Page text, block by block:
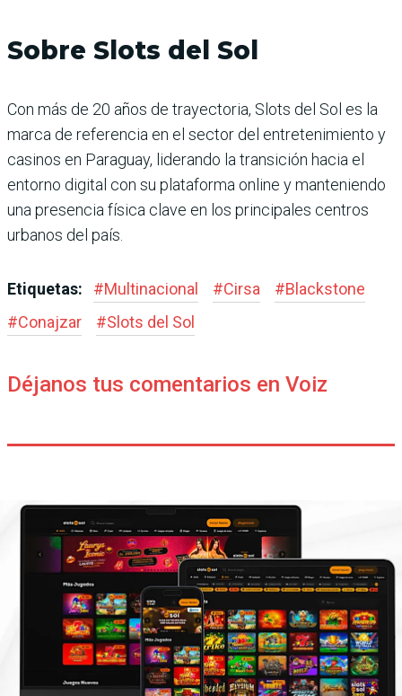
Sobre Slots del Sol
Con más de 20 años de trayectoria, Slots del Sol es la
marca de referencia en el sector del entretenimiento y
casinos en Paraguay, liderando la transición hacia el
entorno digital con su plataforma online y manteniendo
una presencia física clave en los principales centros
urbanos del país.
Etiquetas: #Multinacional #Cirsa #Blackstone
#Conajzar #Slots del Sol
Déjanos tus comentarios en Voiz